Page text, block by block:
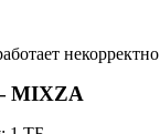
некорректно
MIXZA